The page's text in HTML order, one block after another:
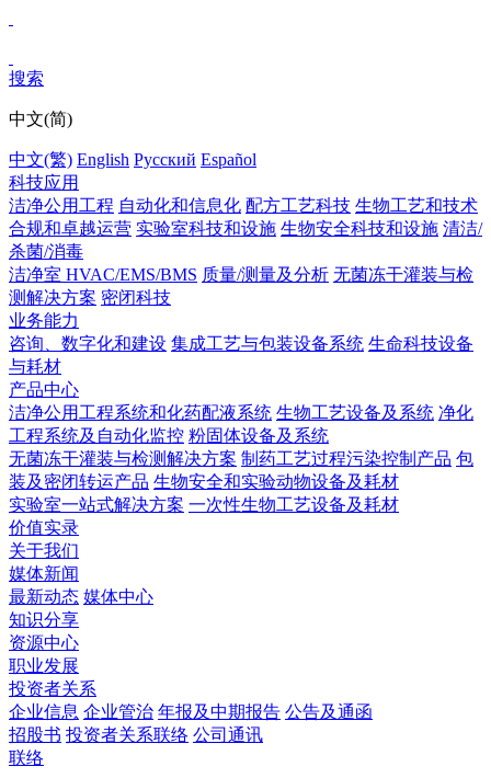
搜索
中文(简)
中文(繁) English Pусский Español
科技应用
洁净公用工程 自动化和信息化 配方工艺科技 生物工艺和技术
合规和卓越运营 实验室科技和设施 生物安全科技和设施 清洁/
杀菌/消毒
洁净室 HVAC/EMS/BMS 质量/测量及分析 无菌冻干灌装与检
测解决方案 密闭科技
业务能力
咨询、数字化和建设 集成工艺与包装设备系统 生命科技设备
与耗材
产品中心
洁净公用工程系统和化药配液系统 生物工艺设备及系统 净化
工程系统及自动化监控 粉固体设备及系统
无菌冻干灌装与检测解决方案 制药工艺过程污染控制产品 包
装及密闭转运产品 生物安全和实验动物设备及耗材
实验室一站式解决方案 一次性生物工艺设备及耗材
价值实录
关于我们
媒体新闻
最新动态 媒体中心
知识分享
资源中心
职业发展
投资者关系
企业信息 企业管治 年报及中期报告 公告及通函
招股书 投资者关系联络 公司通讯
联络